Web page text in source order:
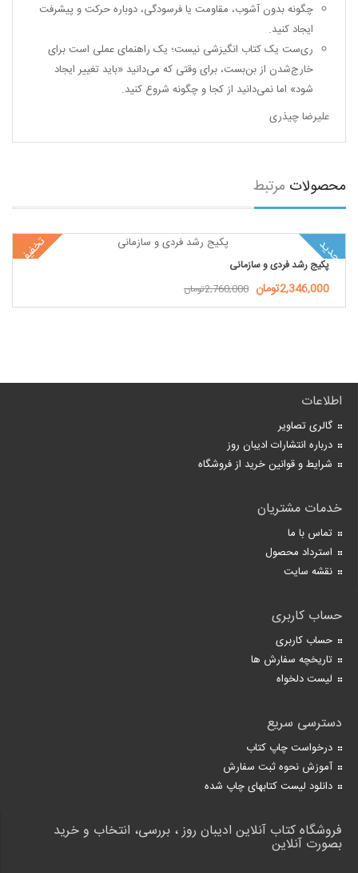
چگونه بدون آشوب، مقاومت یا فرسودگی، دوباره حرکت و پیشرفت
ایجاد کنید.
ری‌ست یک کتاب انگیزشی نیست؛ یک راهنمای عملی است برای
خارج‌شدن از بن‌بست، برای وقتی که می‌دانید «باید تغییر ایجاد
شود» اما نمی‌دانید از کجا و چگونه شروع کنید.
علیرضا چیذری
محصولات مرتبط
جدید تخفیف پکیج رشد فردی و سازمانی
2,346,000تومان 2,760,000تومان
اطلاعات
گالری تصاویر
درباره انتشارات ادیبان روز
شرایط و قوانین خرید از فروشگاه
خدمات مشتریان
تماس با ما
استرداد محصول
نقشه سایت
حساب کاربری
حساب کاربری
تاریخچه سفارش ها
لیست دلخواه
دسترسی سریع
درخواست چاپ کتاب
آموزش نحوه ثبت سفارش
دانلود لیست کتابهای چاپ شده
فروشگاه کتاب آنلاین ادیبان روز ، بررسی، انتخاب و خرید
بصورت آنلاین